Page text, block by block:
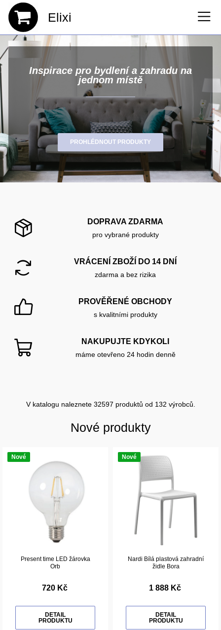
Elixi
Inspirace pro bydlení a zahradu na
jednom místě
PROHLÉDNOUT PRODUKTY
DOPRAVA ZDARMA
pro vybrané produkty
VRÁCENÍ ZBOŽÍ DO 14 DNÍ
zdarma a bez rizika
PROVĚŘENÉ OBCHODY
s kvalitními produkty
NAKUPUJTE KDYKOLI
máme otevřeno 24 hodin denně
V katalogu naleznete 32597 produktů od 132 výrobců.
Nové produkty
Nové
Present time LED žárovka
Orb
720 Kč
DETAIL
PRODUKTU
Nové
Nardi Bílá plastová zahradní
židle Bora
1 888 Kč
DETAIL
PRODUKTU